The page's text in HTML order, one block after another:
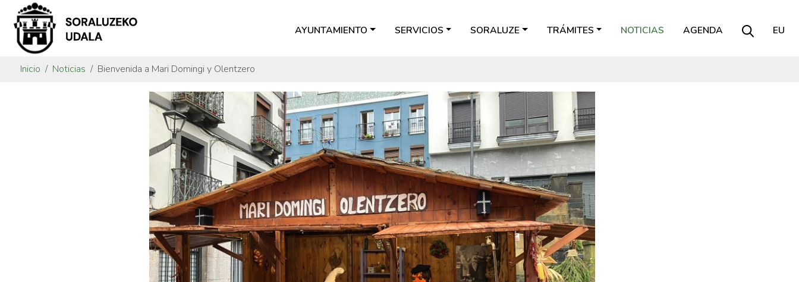
AYUNTAMIENTO SERVICIOS SORALUZE TRÁMITES NOTICIAS AGENDA EU
Inicio Noticias Bienvenida a Mari Domingi y Olentzero